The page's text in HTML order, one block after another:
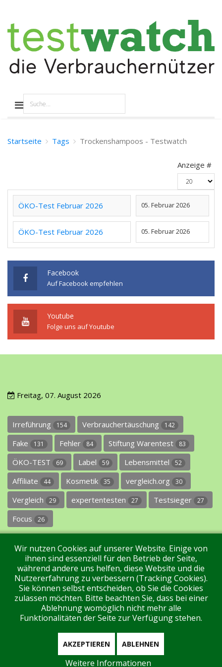
Startseite Tags Trockenshampoos - Testwatch
Anzeige #
ÖKO-Test Februar 2026 05. Februar 2026
ÖKO-Test Februar 2026 05. Februar 2026
Facebook
Auf Facebook empfehlen
Youtube
Folge uns auf Youtube
Freitag, 07. August 2026
Irreführung 154 Verbrauchertäuschung 142
Fake 131 Fehler 84 Stiftung Warentest 83
ÖKO-TEST 69 Label 59 Lebensmittel 52
Affiliate 44 Kosmetik 35 vergleich.org 30
Vergleich 29 expertentesten 27 Testsieger 27
Focus 26
Impressum Datenschutz Über uns Kontakt
Tags Unterstützen Sie uns! Login
Aktuell sind 39 Gäste und keine Mitglieder online
Wir nutzen Cookies auf unserer Website. Einige von
ihnen sind essenziell für den Betrieb der Seite,
während andere uns helfen, diese Website und die
Nutzererfahrung zu verbessern (Tracking Cookies).
Sie können selbst entscheiden, ob Sie die Cookies
zulassen möchten. Bitte beachten Sie, dass bei einer
Ablehnung womöglich nicht mehr alle
Funktionalitäten der Seite zur Verfügung stehen.
AKZEPTIEREN ABLEHNEN
Weitere Informationen